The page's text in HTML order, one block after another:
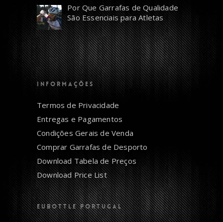
Por Que Garrafas de Qualidade
São Essenciais para Atletas
INFORMAÇÕES
Termos de Privacidade
Entregas e Pagamentos
Condições Gerais de Venda
Comprar Garrafas de Desporto
Download Tabela de Preços
Download Price List
EUBOTTLE PORTUGAL